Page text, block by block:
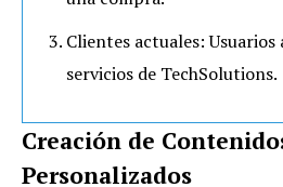
Clientes actuales: Usuarios
servicios de TechSolutions.
Creación de
Personalizados